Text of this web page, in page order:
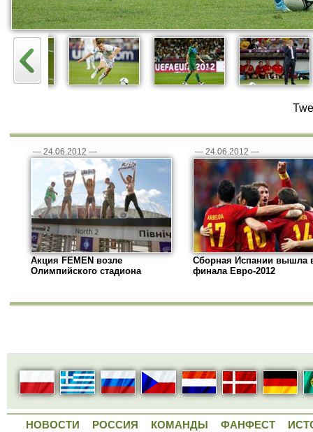
— 24.06.2012 —
Акция FEMEN возле
Олимпийского стадиона
— 24.06.2012 —
Сборная Испании вышла
финала Евро-2012
НОВОСТИ РОССИЯ КОМАНДЫ ФАНФЕСТ